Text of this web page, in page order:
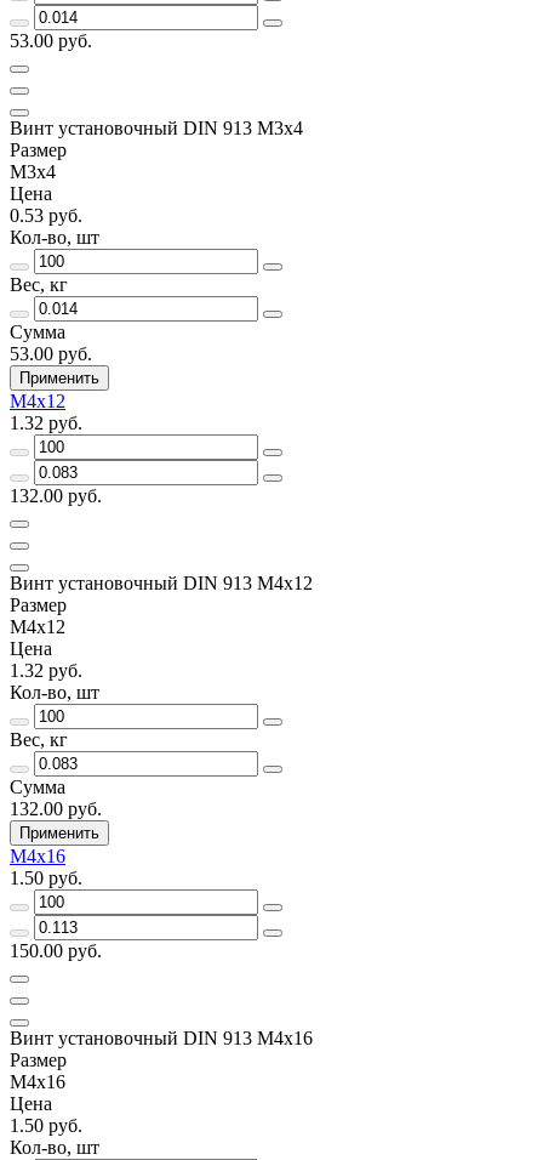
53.00 руб.
Винт установочный DIN 913 М3х4
Размер
М3х4
Цена
0.53 руб.
Кол-во, шт
Вес, кг
Сумма
53.00 руб.
Применить
М4х12
1.32 руб.
132.00 руб.
Винт установочный DIN 913 М4х12
Размер
М4х12
Цена
1.32 руб.
Кол-во, шт
Вес, кг
Сумма
132.00 руб.
Применить
М4х16
1.50 руб.
150.00 руб.
Винт установочный DIN 913 М4х16
Размер
М4х16
Цена
1.50 руб.
Кол-во, шт